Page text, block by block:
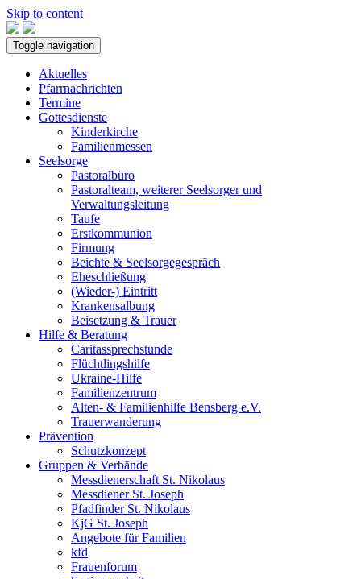
Skip to content
Toggle navigation
Aktuelles
Pfarrnachrichten
Termine
Gottesdienste
Kinderkirche
Familienmessen
Seelsorge
Pastoralbüro
Pastoralteam, weiterer Seelsorger und
Verwaltungsleitung
Taufe
Erstkommunion
Firmung
Beichte & Seelsorgegespräch
Eheschließung
(Wieder-) Eintritt
Krankensalbung
Beisetzung & Trauer
Hilfe & Beratung
Caritassprechstunde
Flüchtlingshilfe
Ukraine-Hilfe
Familienzentrum
Alten- & Familienhilfe Bensberg e.V.
Trauerwanderung
Prävention
Schutzkonzept
Gruppen & Verbände
Messdienerschaft St. Nikolaus
Messdiener St. Joseph
Pfadfinder St. Nikolaus
KjG St. Joseph
Angebote für Familien
kfd
Frauenforum